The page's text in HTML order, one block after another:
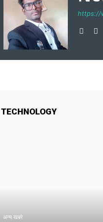
https://
TECHNOLOGY
अन्य खबरे